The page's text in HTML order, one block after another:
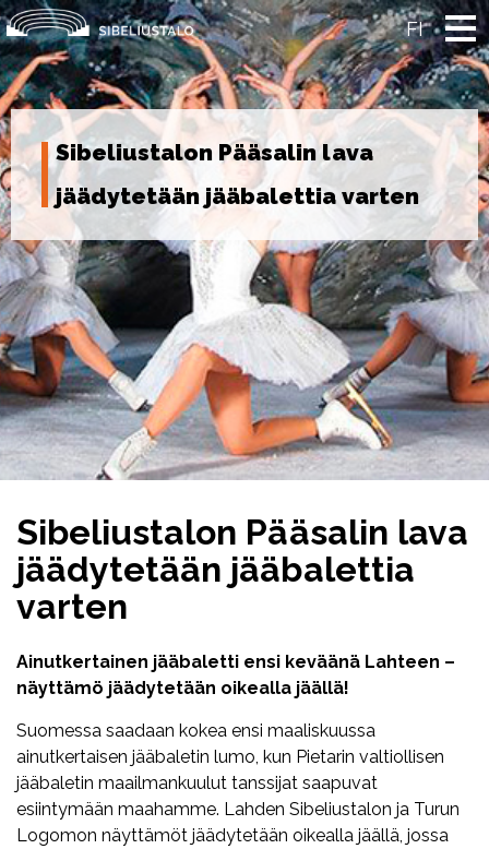
Skip
to
content
FI
Sibeliustalon Pääsalin lava
jäädytetään jääbalettia varten
Sibeliustalon Pääsalin lava
jäädytetään jääbalettia
varten
Ainutkertainen jääbaletti ensi keväänä Lahteen –
näyttämö jäädytetään oikealla jäällä!
Suomessa saadaan kokea ensi maaliskuussa
ainutkertaisen jääbaletin lumo, kun Pietarin valtiollisen
jääbaletin maailmankuulut tanssijat saapuvat
esiintymään maahamme. Lahden Sibeliustalon ja Turun
Logomon näyttämöt jäädytetään oikealla jäällä, jossa